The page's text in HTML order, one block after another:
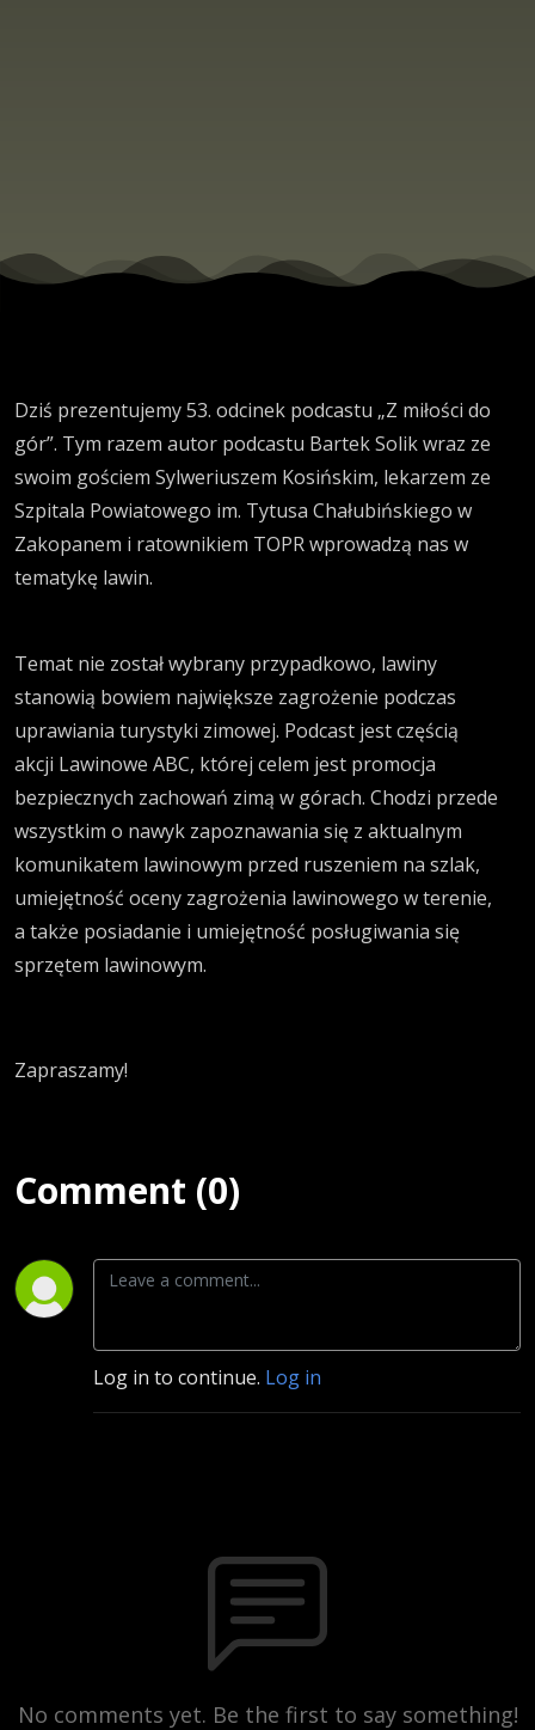
Dziś prezentujemy 53. odcinek podcastu „Z miłości do
gór”. Tym razem autor podcastu Bartek Solik wraz ze
swoim gościem Sylweriuszem Kosińskim, lekarzem ze
Szpitala Powiatowego im. Tytusa Chałubińskiego w
Zakopanem i ratownikiem TOPR wprowadzą nas w
tematykę lawin.
Temat nie został wybrany przypadkowo, lawiny
stanowią bowiem największe zagrożenie podczas
uprawiania turystyki zimowej. Podcast jest częścią
akcji Lawinowe ABC, której celem jest promocja
bezpiecznych zachowań zimą w górach. Chodzi przede
wszystkim o nawyk zapoznawania się z aktualnym
komunikatem lawinowym przed ruszeniem na szlak,
umiejętność oceny zagrożenia lawinowego w terenie,
a także posiadanie i umiejętność posługiwania się
sprzętem lawinowym.
Zapraszamy!
Comment (0)
Log in to continue. Log in
No comments yet. Be the first to say something!